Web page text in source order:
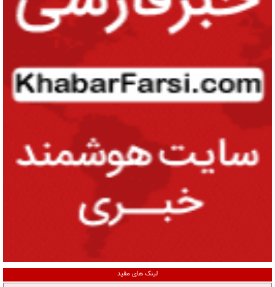
لینک های مفید